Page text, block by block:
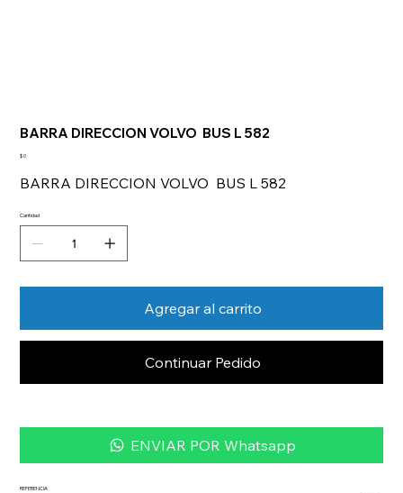
BARRA DIRECCION VOLVO BUS L 582
Precio
$ 0
BARRA DIRECCION VOLVO BUS L 582
Cantidad
Agregar al carrito
Continuar Pedido
ENVIAR POR Whatsapp
REFERENCIA